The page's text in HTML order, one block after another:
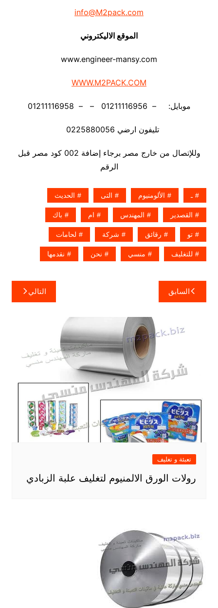
info@M2pack.com
الموقع الاليكتروني
www.engineer-mansy.com
WWW.M2PACK.COM
موبايل: – 01211116956 – – 01211116958
تليفون ارضي 0225880056
وللإتصال من خارج مصر برجاء إضافة 002 كود مصر قبل
الرقم
ـ الألومنيوم التى الحديث
القصدير المهندس ام باك
تو رقائق شركة لحامات
للتغليف منسي نحن نقدمها
تصفّح
المقالات
السابق التالي
تعبئة و تغليف
رولات الورق الالمنيوم لتغليف علبة الزبادي